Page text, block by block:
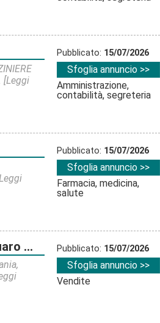
[Leggi
Pubblicato: 15/07/2026
Sfoglia annuncio >>
Amministrazione,
contabilità, segreteria
Pubblicato: 15/07/2026
Sfoglia annuncio >>
Farmacia, medicina,
salute
Pubblicato: 15/07/2026
Sfoglia annuncio >>
Vendite